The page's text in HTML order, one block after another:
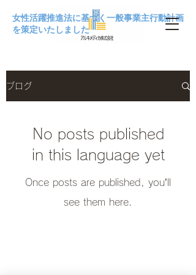
女性活躍推進法に基づく一般事業主行動計画
を策定いたしました
ブログ
No posts published
in this language yet
Once posts are published, you’ll
see them here.